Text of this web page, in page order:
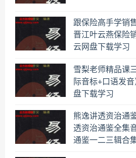
跟保险高手学销
晋江叶云燕保险
云网盘下载学习
雪梨老师精品课
际音标+口语发
盘下载学习
熊逸讲透资治通
透资治通鉴全集
通鉴一二三辑合